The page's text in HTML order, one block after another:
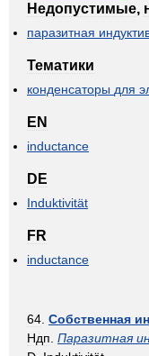
Недопустимые,
паразитная
Тематики
конденсаторы для
EN
inductance
DE
Induktivität
FR
inductance
64 Собственная
Ндп Паразитная